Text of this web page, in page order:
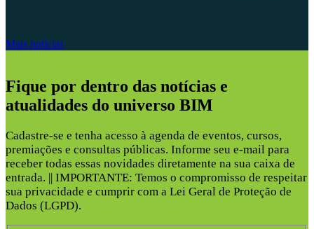
Mais notícias
Fique por dentro das notícias e
atualidades do universo BIM
Cadastre-se e tenha acesso à agenda de eventos, cursos,
premiações e consultas públicas. Informe seu e-mail para
receber todas essas novidades diretamente na sua caixa de
entrada. || IMPORTANTE: Temos o compromisso de respeitar
sua privacidade e cumprir com a Lei Geral de Proteção de
Dados (LGPD).